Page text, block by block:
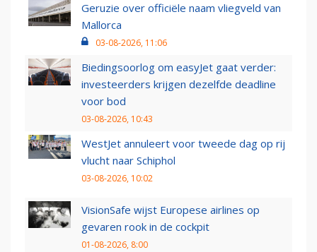
Geruzie over officiële naam vliegveld van
Mallorca
03-08-2026, 11:06
Biedingsoorlog om easyJet gaat verder:
investeerders krijgen dezelfde deadline
voor bod
03-08-2026, 10:43
WestJet annuleert voor tweede dag op rij
vlucht naar Schiphol
03-08-2026, 10:02
VisionSafe wijst Europese airlines op
gevaren rook in de cockpit
01-08-2026, 8:00